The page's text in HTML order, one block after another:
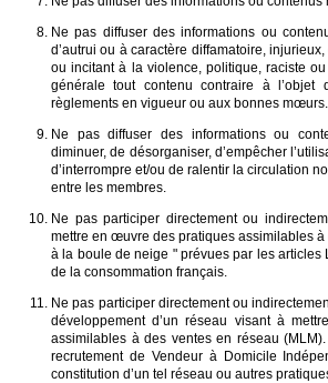
Ne pas diffuser des informations ou
d’autrui ou à caractère diffamatoire,
ou incitant à la violence, politique, raciste
générale tout contenu contraire à
règlements en vigueur ou aux bonnes mœurs.
Ne pas diffuser des informations ou
diminuer, de désorganiser, d’empêcher
d’interrompre et/ou de ralentir la circulation
entre les membres.
Ne pas participer directement ou
mettre en œuvre des pratiques assimilables à
à la boule de neige " prévues par les articles
de la consommation français.
Ne pas participer directement ou
développement d’un réseau visant à
assimilables à des ventes en réseau
recrutement de Vendeur à Domicile
constitution d’un tel réseau ou autres